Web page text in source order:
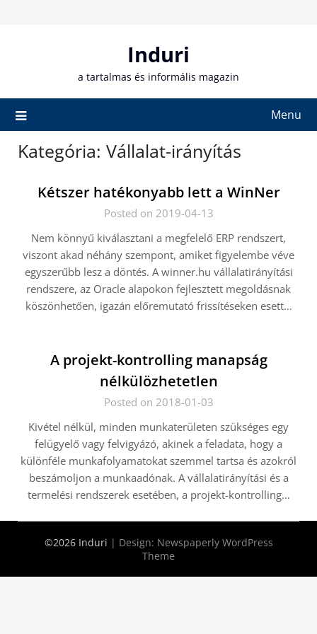
Induri
a tartalmas és informális magazin
Menu
Kategória: Vállalat-irányítás
Kétszer hatékonyabb lett a WinNer
Posted on 2019-04-13
Nem könnyű kiválasztani a megfelelő ERP rendszert,
viszont akad néhány szempont, amiket figyelembe véve
egyszerűbb lesz a döntés. A winner.hu vállalatirányítási
rendszere, az Oracle alapokon fejlesztett megoldásnak
köszönhetően, igazán előremutató frissítéseken esett…
A projekt-kontrolling manapság
nélkülözhetetlen
Posted on 2018-01-03
Kivétel nélkül, minden munkaterületen szükséges egy
felügyelő vagy felvigyázó, akinek a feladata, hogy a
különféle munkafolyamatokat szemmel tartsa és azokról
beszámoljon a munkaadónak. A vállalatirányítási és a
termelési rendszerek esetében, a projekt-kontrolling…
©2026 Induri | Design: Newspaperly WordPress
Theme